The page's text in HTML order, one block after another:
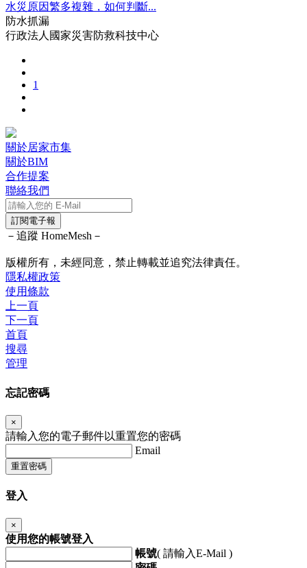
水災原因繁多複雜，如何判斷...
防水抓漏
行政法人國家災害防救科技中心
1
關於居家市集
關於BIM
合作提案
聯絡我們
訂閱電子報
－追蹤 HomeMesh－
版權所有，未經同意，禁止轉載並追究法律責任。
隱私權政策
使用條款
上一頁
下一頁
首頁
搜尋
管理
忘記密碼
×
請輸入您的電子郵件以重置您的密碼
Email
重置密碼
登入
×
使用您的帳號登入
帳號( 請輸入E-Mail )